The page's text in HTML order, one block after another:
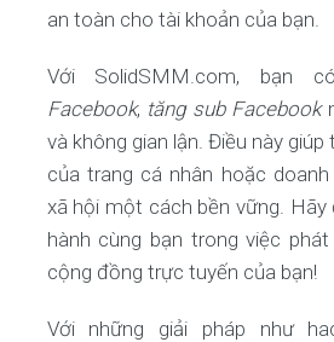
an toàn cho tài khoản của bạn.
Với SolidSMM.com, bạn
Facebook, tăng sub Facebook
và không gian lận. Điều này
của trang cá nhân hoặc
xã hội một cách bền vững.
hành cùng bạn trong việc
cộng đồng trực tuyến của bạn!
Với những giải pháp như